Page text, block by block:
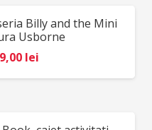
Billy and the Mini
Usborne
lei
curent